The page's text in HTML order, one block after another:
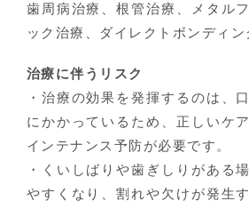
歯周病治療、根管治療、メタル
ック治療、ダイレクトボンディン
治療に伴うリスク
・治療の効果を発揮するのは、
にかかっているため、正しいケ
インテナンス予防が必要です。
・くいしばりや歯ぎしりがある
やすくなり、割れや欠けが発生